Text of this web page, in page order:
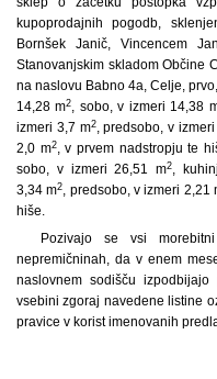
kupoprodajnih pogodb,
Bornšek Janič, Vincencem
Stanovanjskim skladom Občine
na naslovu Babno 4a, Celje,
14,28 m2, sobo, v izmeri 14,38
izmeri 3,7 m2, predsobo, v
2,0 m2, v prvem nadstropju te
sobo, v izmeri 26,51 m2,
3,34 m2, predsobo, v izmeri 2,21
hiše.
Pozivajo se vsi
nepremičninah, da v enem
naslovnem sodišču
vsebini zgoraj navedene listine
pravice v korist imenovanih